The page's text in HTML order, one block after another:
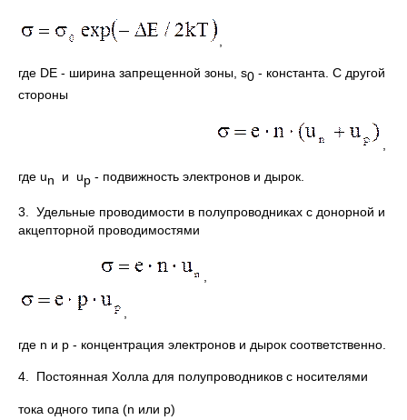
где DЕ - ширина запрещенной зоны, s0 - константа. С другой
стороны
где un и up - подвижность электронов и дырок.
3. Удельные проводимости в полупроводниках с донорной и
акцепторной проводимостями
где n и р - концентрация электронов и дырок соответственно.
4. Постоянная Холла для полупроводников с носителями
тока одного типа (n или р)